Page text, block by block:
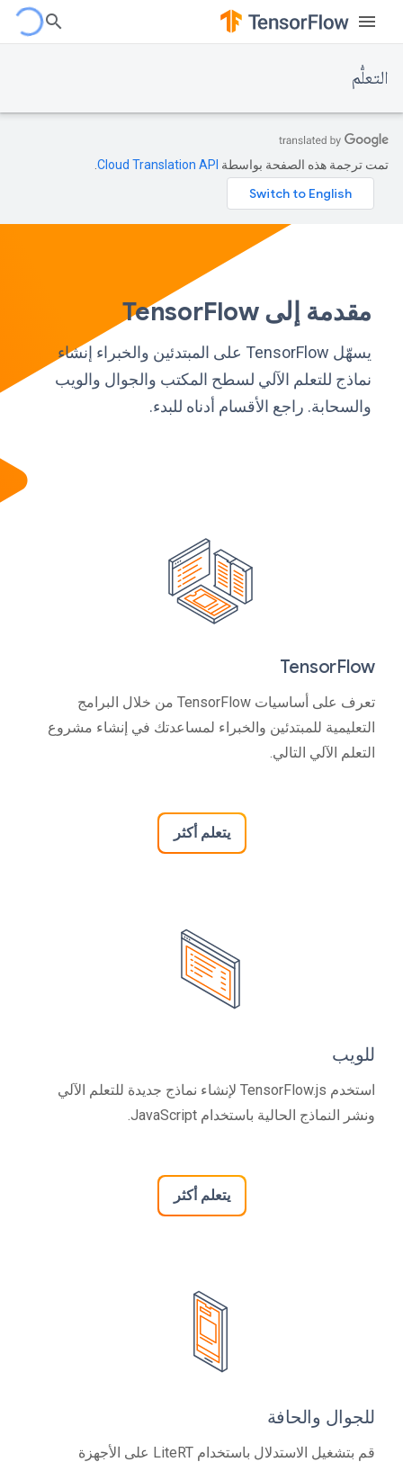
التعلُّم
تمت ترجمة هذه الصفحة بواسطة Cloud Translation API‏
مقدمة إلى TensorFlow
يسهّل TensorFlow على المبتدئين والخبراء إنشاء
نماذج للتعلم الآلي لسطح المكتب والجوال والويب
والسحابة. راجع الأقسام أدناه للبدء.
TensorFlow
تعرف على أساسيات TensorFlow من خلال البرامج
التعليمية للمبتدئين والخبراء لمساعدتك في إنشاء مشروع
التعلم الآلي التالي.
يتعلم أكثر
للويب
استخدم TensorFlow.js لإنشاء نماذج جديدة للتعلم الآلي
ونشر النماذج الحالية باستخدام JavaScript.
يتعلم أكثر
للجوال والحافة
قم بتشغيل الاستدلال باستخدام LiteRT على الأجهزة